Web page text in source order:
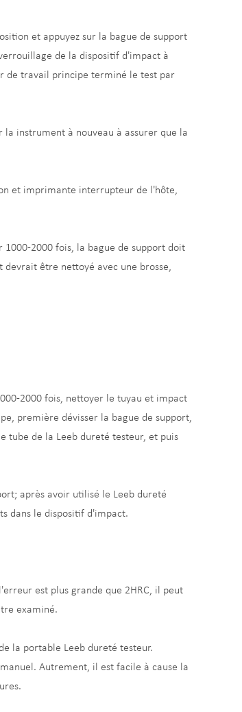
et appuyez sur la bague de support
de la dispositif d'impact à
de travail principe terminé le test par
instrument à nouveau à assurer que la
et imprimante interrupteur de l'hôte,
2000 fois, la bague de support doit
être nettoyé avec une brosse,
2000 fois, nettoyer le tuyau et impact
première dévisser la bague de support,
tube de la Leeb dureté testeur, et puis
après avoir utilisé le Leeb dureté
dans le dispositif d'impact.
est plus grande que 2HRC, il peut
examiné.
la portable Leeb dureté testeur.
Autrement, il est facile à cause la